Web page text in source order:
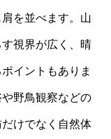
を並べます。山
視界が広く、晴
イントもありま
野鳥観察などの
けでなく自然体